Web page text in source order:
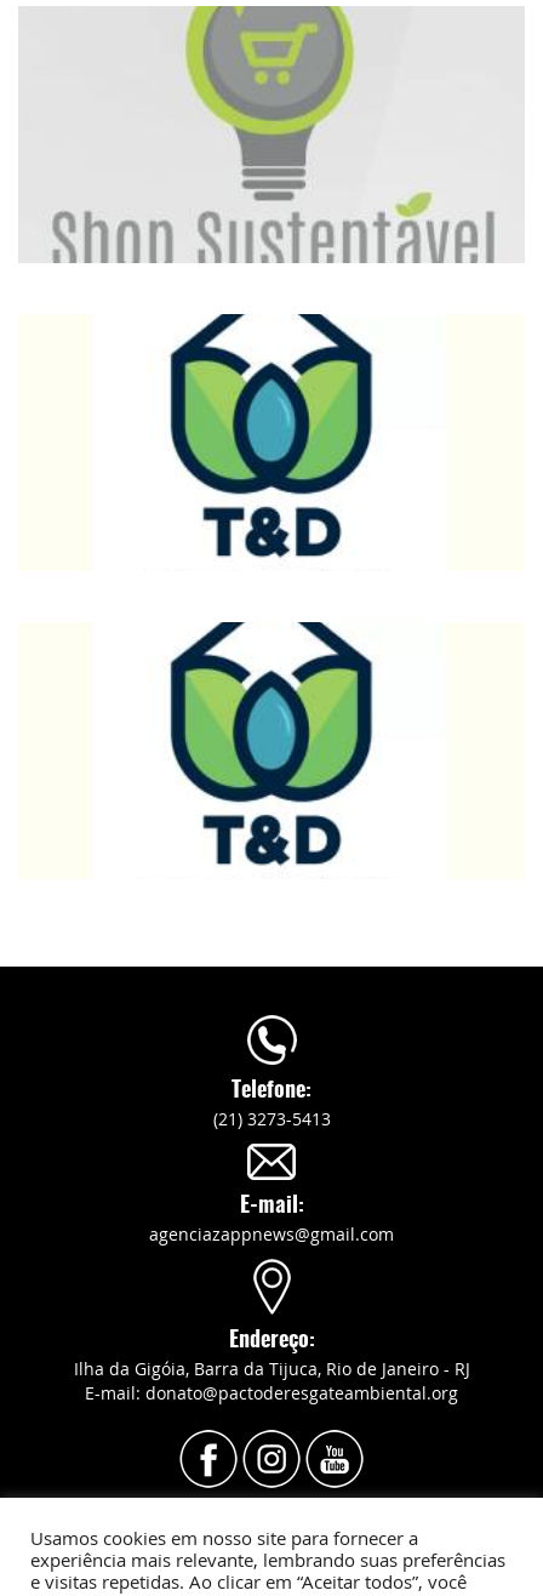
Telefone:
(21) 3273-5413
E-mail:
agenciazappnews@gmail.com
Endereço:
Ilha da Gigóia, Barra da Tijuca, Rio de Janeiro - RJ
E-mail: donato@pactoderesgateambiental.org
Revista Barra Legal © Todos os direitos reservados
Usamos cookies em nosso site para fornecer a
experiência mais relevante, lembrando suas preferências
e visitas repetidas. Ao clicar em “Aceitar todos”, você